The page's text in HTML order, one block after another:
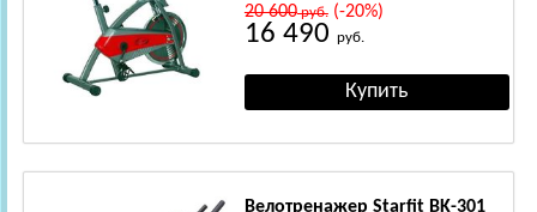
20 600руб.(-20%)
16 490 руб.
Велотренажер Starfit BK-301